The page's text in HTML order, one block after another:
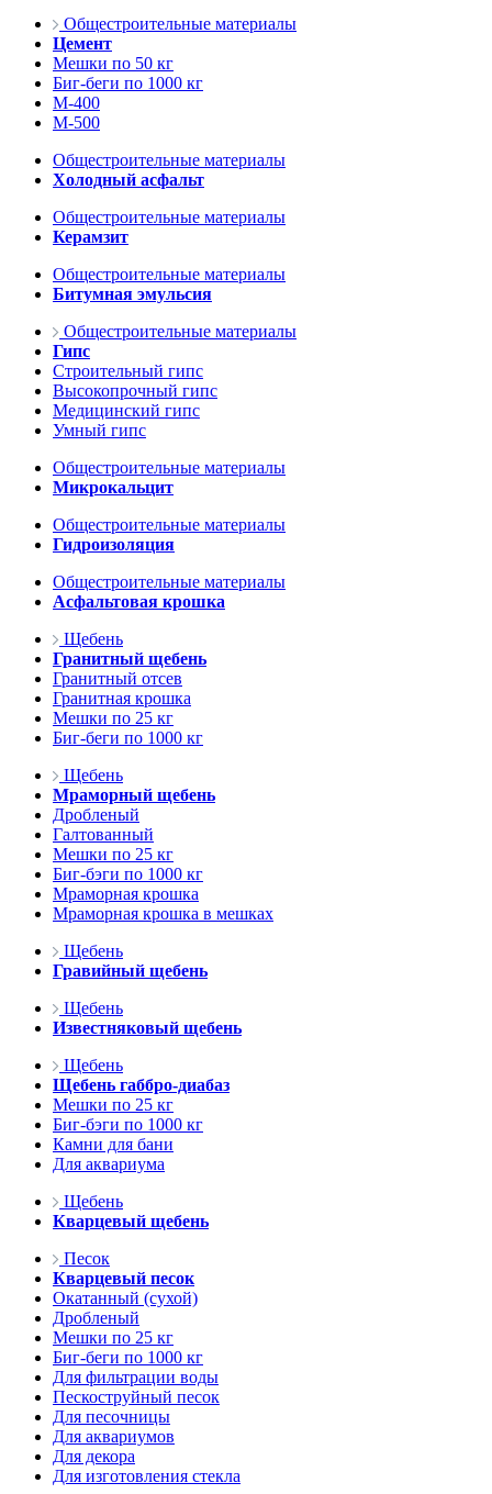
Общестроительные материалы
Цемент
Мешки по 50 кг
Биг-беги по 1000 кг
М-400
М-500
Общестроительные материалы
Холодный асфальт
Общестроительные материалы
Керамзит
Общестроительные материалы
Битумная эмульсия
Общестроительные материалы
Гипс
Строительный гипс
Высокопрочный гипс
Медицинский гипс
Умный гипс
Общестроительные материалы
Микрокальцит
Общестроительные материалы
Гидроизоляция
Общестроительные материалы
Асфальтовая крошка
Щебень
Гранитный щебень
Гранитный отсев
Гранитная крошка
Мешки по 25 кг
Биг-беги по 1000 кг
Щебень
Мраморный щебень
Дробленый
Галтованный
Мешки по 25 кг
Биг-бэги по 1000 кг
Мраморная крошка
Мраморная крошка в мешках
Щебень
Гравийный щебень
Щебень
Известняковый щебень
Щебень
Щебень габбро-диабаз
Мешки по 25 кг
Биг-бэги по 1000 кг
Камни для бани
Для аквариума
Щебень
Кварцевый щебень
Песок
Кварцевый песок
Окатанный (сухой)
Дробленый
Мешки по 25 кг
Биг-беги по 1000 кг
Для фильтрации воды
Пескоструйный песок
Для песочницы
Для аквариумов
Для декора
Для изготовления стекла